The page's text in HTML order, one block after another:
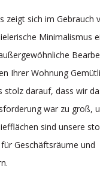
zeigt sich im Gebrauch
Minimalismus
Ihrer Wohnung
stolz darauf, dass wir
war zu groß,
sind unsere
Geschäftsräume und